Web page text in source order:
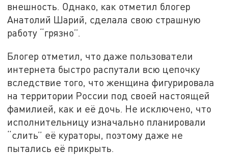
внешность. Однако, как отметил блогер
Анатолий Шарий, сделала свою страшную
работу “грязно”.
Блогер отметил, что даже пользователи
интернета быстро распутали всю цепочку
вследствие того, что женщина фигурировала
на территории России под своей настоящей
фамилией, как и её дочь. Не исключено, что
исполнительницу изначально планировали
“слить” её кураторы, поэтому даже не
пытались её прикрыть.